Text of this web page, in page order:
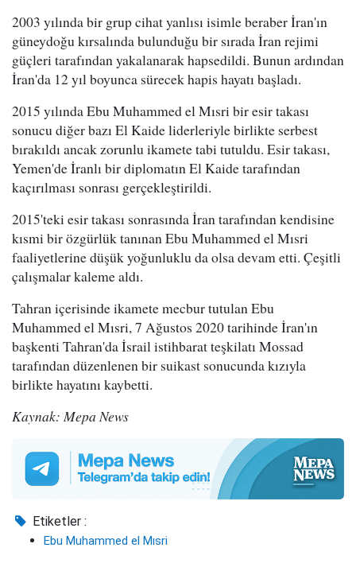
2003 yılında bir grup cihat yanlısı isimle beraber İran'ın
güneydoğu kırsalında bulunduğu bir sırada İran rejimi
güçleri tarafından yakalanarak hapsedildi. Bunun ardından
İran'da 12 yıl boyunca sürecek hapis hayatı başladı.
2015 yılında Ebu Muhammed el Mısri bir esir takası
sonucu diğer bazı El Kaide liderleriyle birlikte serbest
bırakıldı ancak zorunlu ikamete tabi tutuldu. Esir takası,
Yemen'de İranlı bir diplomatın El Kaide tarafından
kaçırılması sonrası gerçekleştirildi.
2015'teki esir takası sonrasında İran tarafından kendisine
kısmi bir özgürlük tanınan Ebu Muhammed el Mısri
faaliyetlerine düşük yoğunluklu da olsa devam etti. Çeşitli
çalışmalar kaleme aldı.
Tahran içerisinde ikamete mecbur tutulan Ebu
Muhammed el Mısri, 7 Ağustos 2020 tarihinde İran'ın
başkenti Tahran'da İsrail istihbarat teşkilatı Mossad
tarafından düzenlenen bir suikast sonucunda kızıyla
birlikte hayatını kaybetti.
Kaynak: Mepa News
Etiketler :
Ebu Muhammed el Mısri